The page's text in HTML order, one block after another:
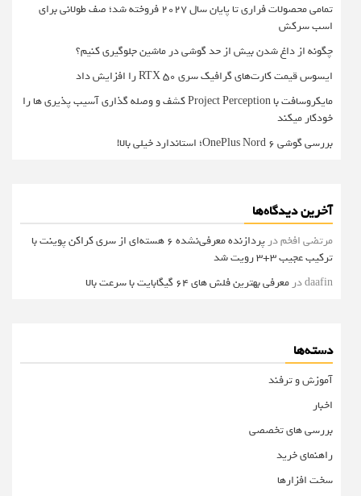
تمامی محصولات فراری تا پایان سال ۲۰۲۷ فروخته شد؛ صف طولانی برای
اسب سرکش
چگونه از داغ شدن بیش از حد گوشی در ماشین جلوگیری کنیم؟
ایسوس قیمت کارت‌های گرافیک سری RTX 50 را افزایش داد
مایکروسافت با Project Perception کشف و وصله گذاری آسیب پذیری ها را
خودکار میکند
بررسی گوشی OnePlus Nord 6؛ استاندارد خیلی بالا!
آخرین دیدگاه‌ها
مرتضی افخمدر
پردازنده معرفی‌نشده 6 هسته‌ای از سری کراکن پوینت با
ترکیب عجیب 3+3 رویت شد
daafinدرمعرفی بهترین فلش های 64 گیگابایت با سرعت بالا
دسته‌ها
آموزش و ترفند
اخبار
بررسی های تخصصی
راهنمای خرید
سخت افزارها